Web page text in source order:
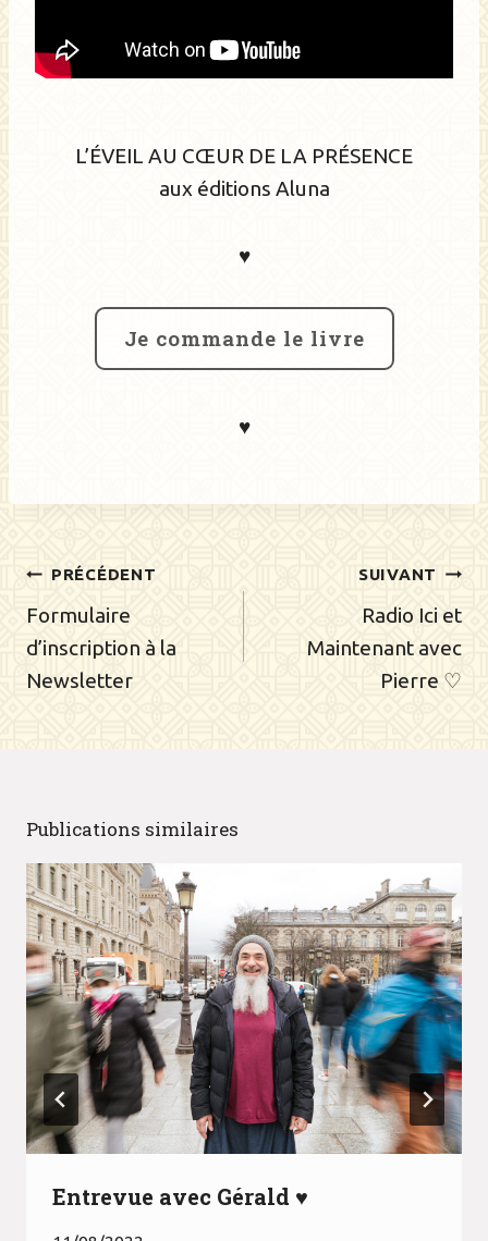
L’ÉVEIL AU CŒUR DE LA PRÉSENCE
aux éditions Aluna
♥️
Je commande le livre
♥️
Navigation
de
l’article
PRÉCÉDENT
Formulaire
d’inscription à la
Newsletter
SUIVANT
Radio Ici et
Maintenant avec
Pierre ♡
Publications similaires
Entrevue avec Gérald ♥